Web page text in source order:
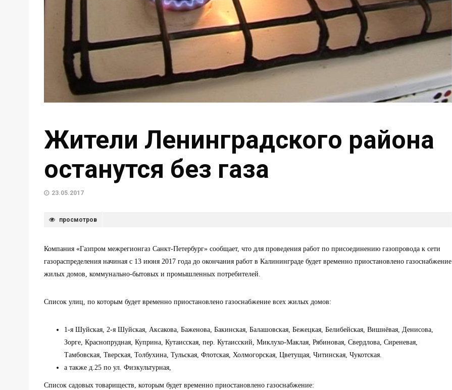
Жители Ленинградского района
останутся без газа
23.05.2017
просмотров
Компания «Газпром межрегионгаз Санкт-Петербург» сообщает, что для проведения работ по присоединению газопровода к сети
газораспределения начиная с 13 июня 2017 года до окончания работ в Калининграде будет временно приостановлено газоснабжение
жилых домов, коммунально-бытовых и промышленных потребителей.
Список улиц, по которым будет временно приостановлено газоснабжение всех жилых домов:
1-я Шуйская, 2-я Шуйская, Аксакова, Баженова, Бакинская, Балашовская, Бежецкая, Белибейская, Вишнёвая, Денисова,
Зорге, Краснопрудная, Куприна, Кутаисская, пер. Кутаисский, Миклухо-Маклая, Рябиновая, Свердлова, Сиреневая,
Тамбовская, Тверская, Толбухина, Тульская, Флотская, Холмогорская, Цветущая, Читинская, Чукотская.
а также д.25 по ул. Физкультурная,
Список садовых товариществ, которым будет временно приостановлено газоснабжение: